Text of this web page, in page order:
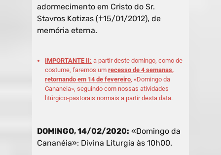
adormecimento em Cristo do Sr.
Stavros Kotizas (†15/01/2012), de
memória eterna.
IMPORTANTE II: a partir deste domingo, como de
costume, faremos umrecesso de 4 semanas,
retornando em 14 de fevereiro, «Domingo da
Cananeia», seguindo com nossas atividades
litúrgico-pastorais normais a partir desta data.
DOMINGO, 14/02/2020: «Domingo da
Cananéia»: Divina Liturgia às 10h00.